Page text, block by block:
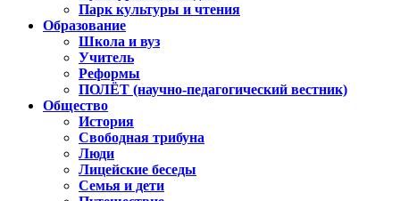
Парк культуры и чтения
Образование
Школа и вуз
Учитель
Реформы
ПОЛЁТ (научно-педагогический вестник)
Общество
История
Свободная трибуна
Люди
Лицейские беседы
Семья и дети